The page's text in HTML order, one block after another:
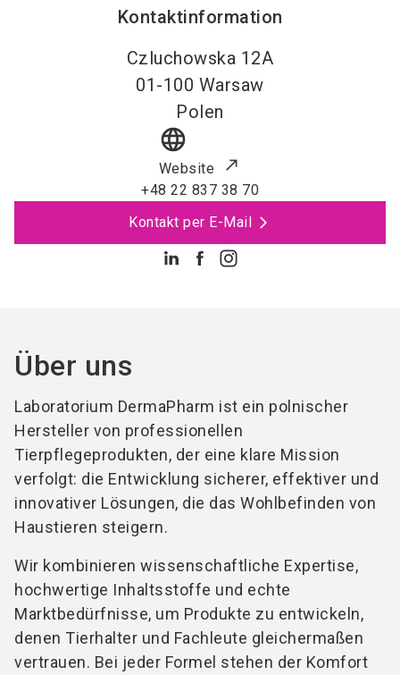
Kontaktinformation
Czluchowska 12A
01-100 Warsaw
Polen
language
Website
+48 22 837 38 70
Kontakt per E-Mail
Über uns
Laboratorium DermaPharm ist ein polnischer
Hersteller von professionellen
Tierpflegeprodukten, der eine klare Mission
verfolgt: die Entwicklung sicherer, effektiver und
innovativer Lösungen, die das Wohlbefinden von
Haustieren steigern.
Wir kombinieren wissenschaftliche Expertise,
hochwertige Inhaltsstoffe und echte
Marktbedürfnisse, um Produkte zu entwickeln,
denen Tierhalter und Fachleute gleichermaßen
vertrauen. Bei jeder Formel stehen der Komfort